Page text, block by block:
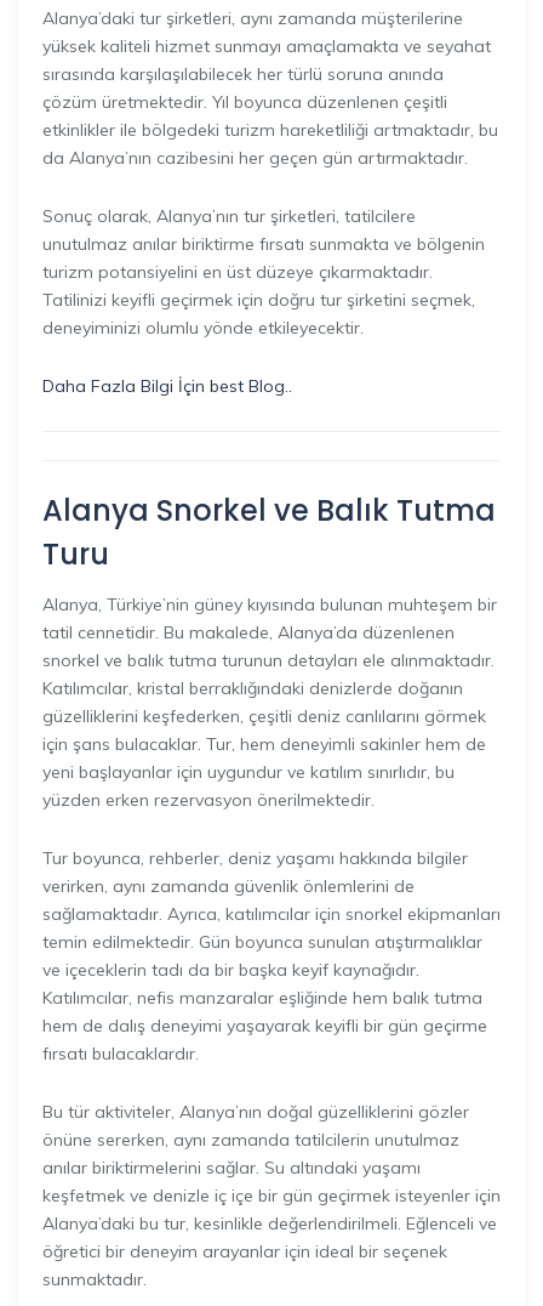
Alanya’daki tur şirketleri, aynı zamanda müşterilerine
yüksek kaliteli hizmet sunmayı amaçlamakta ve seyahat
sırasında karşılaşılabilecek her türlü soruna anında
çözüm üretmektedir. Yıl boyunca düzenlenen çeşitli
etkinlikler ile bölgedeki turizm hareketliliği artmaktadır, bu
da Alanya’nın cazibesini her geçen gün artırmaktadır.
Sonuç olarak, Alanya’nın tur şirketleri, tatilcilere
unutulmaz anılar biriktirme fırsatı sunmakta ve bölgenin
turizm potansiyelini en üst düzeye çıkarmaktadır.
Tatilinizi keyifli geçirmek için doğru tur şirketini seçmek,
deneyiminizi olumlu yönde etkileyecektir.
Daha Fazla Bilgi İçin best Blog..
Alanya Snorkel ve Balık Tutma
Turu
Alanya, Türkiye’nin güney kıyısında bulunan muhteşem bir
tatil cennetidir. Bu makalede, Alanya’da düzenlenen
snorkel ve balık tutma turunun detayları ele alınmaktadır.
Katılımcılar, kristal berraklığındaki denizlerde doğanın
güzelliklerini keşfederken, çeşitli deniz canlılarını görmek
için şans bulacaklar. Tur, hem deneyimli sakinler hem de
yeni başlayanlar için uygundur ve katılım sınırlıdır, bu
yüzden erken rezervasyon önerilmektedir.
Tur boyunca, rehberler, deniz yaşamı hakkında bilgiler
verirken, aynı zamanda güvenlik önlemlerini de
sağlamaktadır. Ayrıca, katılımcılar için snorkel ekipmanları
temin edilmektedir. Gün boyunca sunulan atıştırmalıklar
ve içeceklerin tadı da bir başka keyif kaynağıdır.
Katılımcılar, nefis manzaralar eşliğinde hem balık tutma
hem de dalış deneyimi yaşayarak keyifli bir gün geçirme
fırsatı bulacaklardır.
Bu tür aktiviteler, Alanya’nın doğal güzelliklerini gözler
önüne sererken, aynı zamanda tatilcilerin unutulmaz
anılar biriktirmelerini sağlar. Su altındaki yaşamı
keşfetmek ve denizle iç içe bir gün geçirmek isteyenler için
Alanya’daki bu tur, kesinlikle değerlendirilmeli. Eğlenceli ve
öğretici bir deneyim arayanlar için ideal bir seçenek
sunmaktadır.